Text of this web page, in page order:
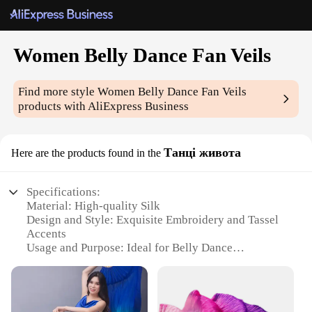
Women Belly Dance Fan Veils
Find more styleWomen Belly Dance Fan Veils
products with AliExpress Business
Here are the products found in the Танці живота
Specifications:
Material: High-quality Silk
Design and Style: Exquisite Embroidery and Tassel
Accents
Usage and Purpose: Ideal for Belly Dance
Shape and Size: Large, Elegant Fan Veils
Performance and Property: Lightweight yet Durable
Parts and Accessories: Comes as a Set